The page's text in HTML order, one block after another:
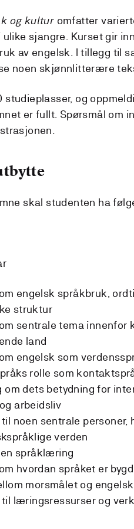
og kultur omfatter
ulike sjangre. Kurset gir
av engelsk. I tillegg til
noen skjønnlitterære
studieplasser, og
er fullt. Spørsmål om
skal studenten ha
engelsk språkbruk,
struktur
sentrale tema innenfor
land
engelsk som
rolle som
om dets betydning for
arbeidsliv
noen sentrale
verden
språklæring
hvordan språket er
morsmålet og engelsk
læringsressurser og